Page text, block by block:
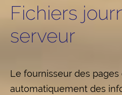
Fichiers
serveur
Le fournisseur des
automatiquement des